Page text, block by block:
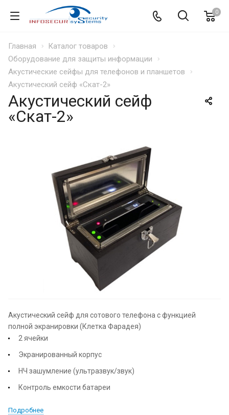
0
Главная
Каталог товаров
Оборудование для защиты информации
Акустические сейфы для телефонов и планшетов
Акустический сейф «Скат-2»
Акустический сейф
«Скат-2»
Акустический сейф для сотового телефона с функцией
полной экранировки (Клетка Фарадея)
2 ячейки
Экранированный корпус
НЧ зашумление (ультразвук/звук)
Контроль емкости батареи
Подробнее